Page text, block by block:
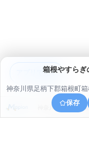
箱根やすらぎ
神奈川県足柄下郡箱根町箱
保存
神奈川県足柄下郡
アプリで見る